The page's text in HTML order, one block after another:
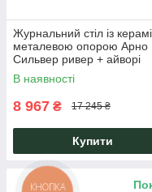
Журнальний стіл із
металевою опорою Арно
Сильвер ривер + айворі
120х65 Vetro Mebel
В наявності
8 967 ₴ 17 245 ₴
Купити